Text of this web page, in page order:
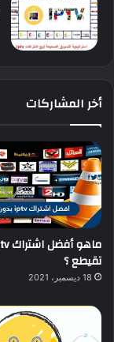
أخر المشاركات
تقيطع ؟
18 ديسمبر، 2021